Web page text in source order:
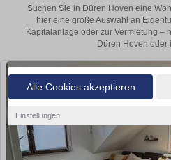
Alle Cookies akzeptieren
Einstellungen
Suchen Sie in Düren Hoven eine
hier eine große Auswahl an
Kapitalanlage oder zur Vermietung –
Düren Hoven oder